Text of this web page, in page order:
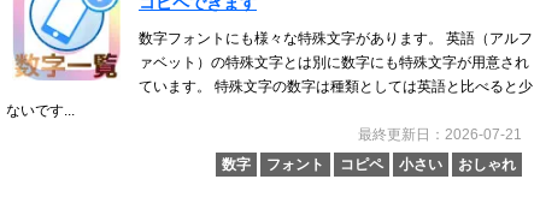
数字フォントにも様々な特殊文字があります。 英語（アルフ
ァベット）の特殊文字とは別に数字にも特殊文字が用意され
ています。 特殊文字の数字は種類としては英語と比べると少
ないです...
最終更新日：2026-07-21
数字
フォント コピペ 小さい おしゃれ